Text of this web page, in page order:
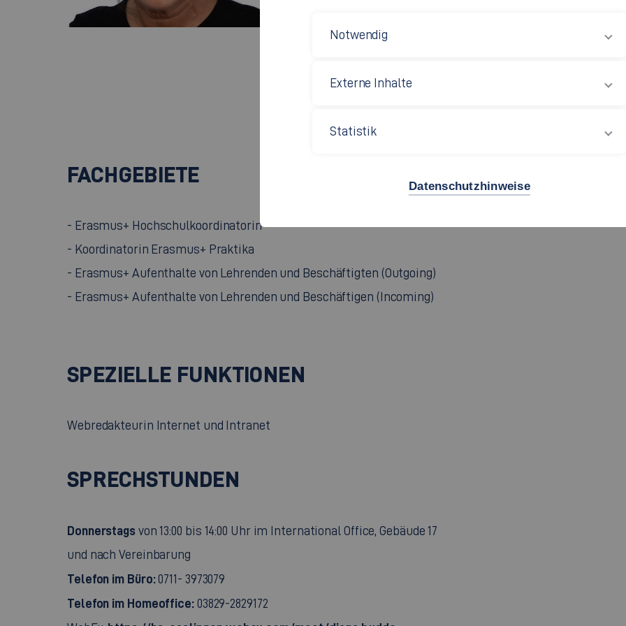
+49 711 397-3079
FACHGEBIETE
- Erasmus+ Hochschulkoordinatorin
- Koordinatorin Erasmus+ Praktika
- Erasmus+ Aufenthalte von Lehrenden und Beschäftigten (Outgoing)
- Erasmus+ Aufenthalte von Lehrenden und Beschäftigen (Incoming)
SPEZIELLE FUNKTIONEN
Webredakteurin Internet und Intranet
SPRECHSTUNDEN
Donnerstagsvon 13:00 bis 14:00 Uhr im International Office, Gebäude 17
und nach Vereinbarung
Telefon im Büro:0711- 3973079
Telefon im Homeoffice: 03829-2829172
Notwendig
Externe Inhalte
Statistik
Datenschutzhinweise